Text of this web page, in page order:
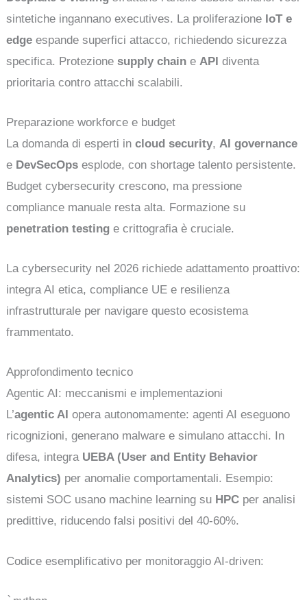
sintetiche ingannano executives. La proliferazione IoT e
edge espande superfici attacco, richiedendo sicurezza
specifica. Protezionesupply chain e API diventa
prioritaria contro attacchi scalabili.
Preparazione workforce e budget
La domanda di esperti incloud security,AI governance
e DevSecOps esplode, con shortage talento persistente.
Budget cybersecurity crescono, ma pressione
compliance manuale resta alta. Formazione su
penetration testing e crittografia è cruciale.
La cybersecurity nel 2026 richiede adattamento proattivo:
integra AI etica, compliance UE e resilienza
infrastrutturale per navigare questo ecosistema
frammentato.
Approfondimento tecnico
Agentic AI: meccanismi e implementazioni
L’agentic AI opera autonomamente: agenti AI eseguono
ricognizioni, generano malware e simulano attacchi. In
difesa, integra UEBA (User and Entity Behavior
Analytics) per anomalie comportamentali. Esempio:
sistemi SOC usano machine learning su HPC per analisi
predittive, riducendo falsi positivi del 40-60%.
Codice esemplificativo per monitoraggio AI-driven: